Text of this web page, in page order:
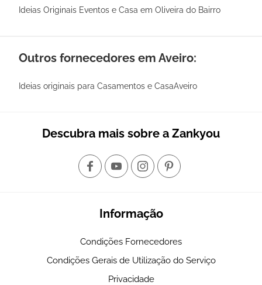
Ideias Originais Eventos e Casa em Oliveira do Bairro
Outros fornecedores em Aveiro:
Ideias originais para Casamentos e CasaAveiro
Descubra mais sobre a Zankyou
Informação
Condições Fornecedores
Condições Gerais de Utilização do Serviço
Privacidade